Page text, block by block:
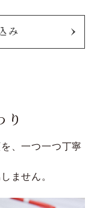
み
り
、一つ一つ丁寧
ません。